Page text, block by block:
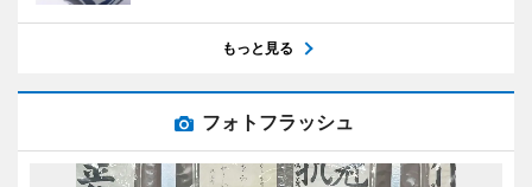
もっと見る
フォトフラッシュ